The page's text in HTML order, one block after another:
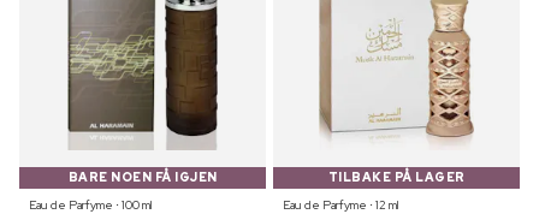
BARE NOEN FÅ IGJEN
Eau de Parfyme ⋅ 100 ml
TILBAKE PÅ LAGER
Eau de Parfyme ⋅ 12 ml